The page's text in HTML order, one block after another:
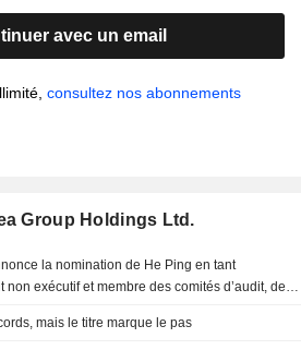
avec un email
consultez nos abonnements
Group Holdings Ltd.
la nomination de He Ping en tant
exécutif et membre des comités d’audit, de
mais le titre marque le pas